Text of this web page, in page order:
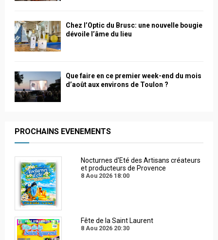
Chez l’Optic du Brusc: une nouvelle bougie
dévoile l’âme du lieu
Que faire en ce premier week-end du mois
d’août aux environs de Toulon ?
PROCHAINS EVENEMENTS
Nocturnes d'Eté des Artisans créateurs
et producteurs de Provence
8 Aou 2026 18:00
Fête de la Saint Laurent
8 Aou 2026 20:30